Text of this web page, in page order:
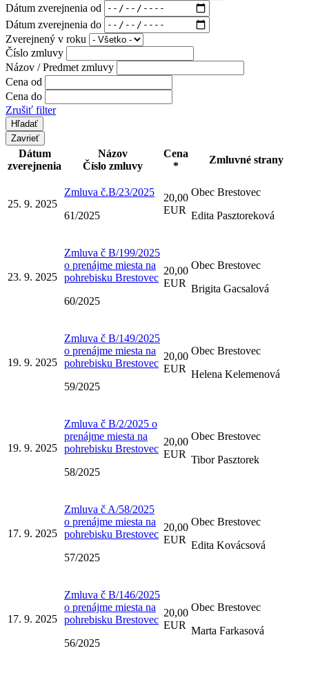
Dátum zverejnenia od
Dátum zverejnenia do
Zverejnený v roku
Číslo zmluvy
Názov / Predmet zmluvy
Cena od
Cena do
Zrušiť filter
Zavrieť
Dátum
zverejnenia
Názov
Číslo zmluvy
Cena
*
Zmluvné strany
25. 9. 2025
Zmluva č.B/23/2025
61/2025
20,00
EUR
Obec Brestovec
Edita Pasztoreková
23. 9. 2025
Zmluva č B/199/2025
o prenájme miesta na
pohrebisku Brestovec
60/2025
20,00
EUR
Obec Brestovec
Brigita Gacsalová
19. 9. 2025
Zmluva č B/149/2025
o prenájme miesta na
pohrebisku Brestovec
59/2025
20,00
EUR
Obec Brestovec
Helena Kelemenová
19. 9. 2025
Zmluva č B/2/2025 o
prenájme miesta na
pohrebisku Brestovec
58/2025
20,00
EUR
Obec Brestovec
Tibor Pasztorek
17. 9. 2025
Zmluva č A/58/2025
o prenájme miesta na
pohrebisku Brestovec
57/2025
20,00
EUR
Obec Brestovec
Edita Kovácsová
17. 9. 2025
Zmluva č B/146/2025
o prenájme miesta na
pohrebisku Brestovec
56/2025
20,00
EUR
Obec Brestovec
Marta Farkasová